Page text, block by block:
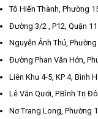
Tô Hiến Thành, Phường
Đường 3/2 , P12, Quận 11
Nguyễn Ảnh Thủ,
Đường Phan Văn Hớn,
Liên Khu 4-5, KP 4, Bình
Lê Văn Qưới, P.Bình Trị
Nơ Trang Long, Phường